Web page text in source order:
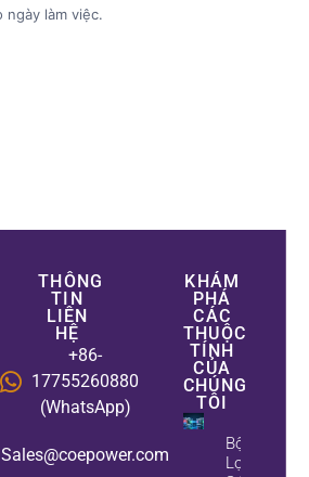
làm việc.
THÔNG
TIN
LIÊN
HỆ
+86-
17755260880
(WhatsApp)
Sales@coepower.com
KHÁM
PHÁ
CÁC
THUỘC
TÍNH
CỦA
CHÚNG
TÔI
Bộ
Lọc